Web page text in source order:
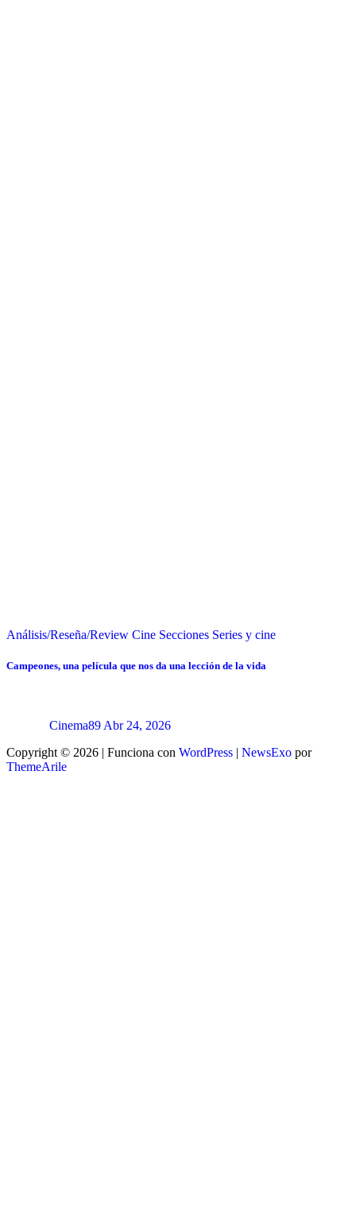
Análisis/Reseña/Review Cine Secciones Series y cine
Campeones, una película que nos da una lección de la vida
Cinema89 Abr 24, 2026
Copyright © 2026 | Funciona con WordPress | NewsExo por
ThemeArile